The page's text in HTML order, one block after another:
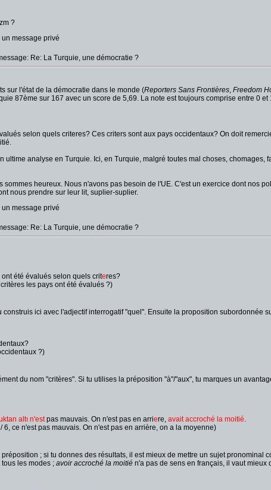
?
Re: La Turquie, une démocratie ?
sur l'état de la démocratie dans le monde (Reporters Sans Frontières, Freedom
87ème sur 167 avec un score de 5,69. La note est toujours comprise entre 0 et
selon quels criteres? Ces criters sont aux pays occidentaux? On doit
ultime analyse en Turquie. Ici, en Turquie, malgré toutes mal choses, chomages,
sommes heureux. Nous n'avons pas besoin de l'UE. C'est un exercice dont nos
nous prendre sur leur lit, suplier-suplier.
Re: La Turquie, une démocratie ?
ont été évalués selon quels criteres?
les pays ont été évalués ?)
ici avec l'adjectif interrogatif "quel". Ensuite la proposition subordonnée
?)
du nom "critères". Si tu utilises la préposition "à"/"aux", tu marques un
altı n'estpas mauvais. On n'est pas en arriere, avait accroché la moitié.
6, ce n'est pas mauvais. On n'est pas en arrière, on a la moyenne)
; si tu donnes des résultats, il est mieux de mettre un sujet pronominal
les modes ; avoir accroché la moitié n'a pas de sens en français, il vaut mieux